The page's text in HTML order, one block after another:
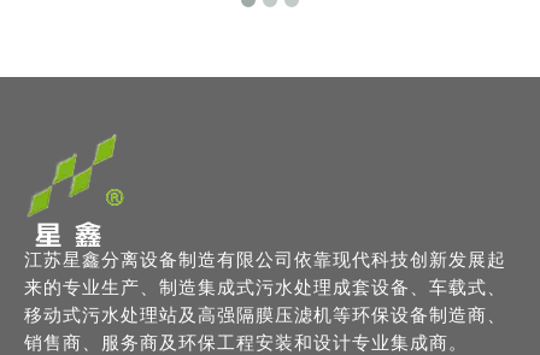
江苏星鑫分离设备制造有限公司依靠现代科技创新发展起
来的专业生产、制造集成式污水处理成套设备、车载式、
移动式污水处理站及高强隔膜压滤机等环保设备制造商、
销售商、服务商及环保工程安装和设计专业集成商。